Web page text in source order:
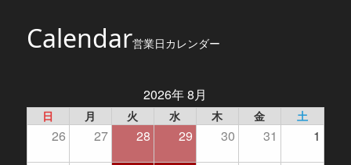
Calendar営業日カレンダー
2026年 8月
日 月 火 水 木 金 土
26 27 28 29 30 31 1